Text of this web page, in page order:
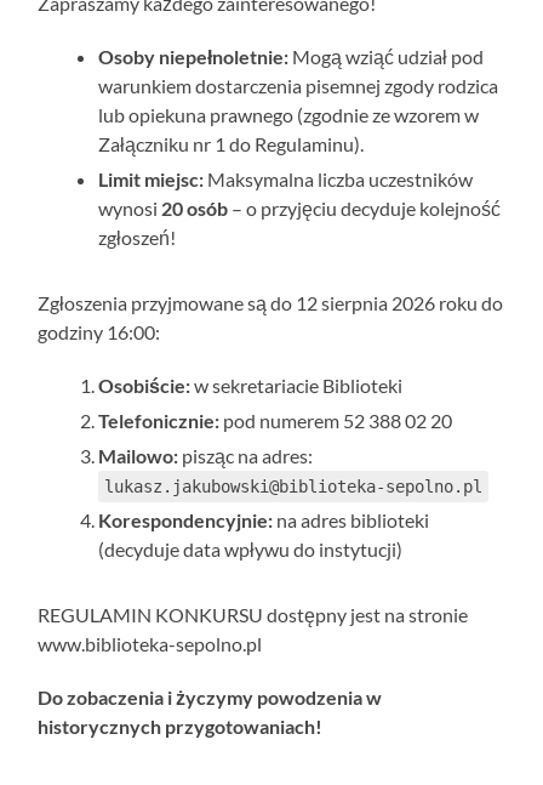
Osoby niepełnoletnie: Mogą wziąć udział pod
warunkiem dostarczenia pisemnej zgody rodzica
lub opiekuna prawnego (zgodnie ze wzorem w
Załączniku nr 1 do Regulaminu).
Limit miejsc: Maksymalna liczba uczestników
wynosi 20 osób – o przyjęciu decyduje kolejność
zgłoszeń!
Zgłoszenia przyjmowane są do 12 sierpnia 2026 roku do
godziny 16:00:
Osobiście:w sekretariacie Biblioteki
Telefonicznie: pod numerem 52 388 02 20
Mailowo: pisząc na adres:
lukasz.jakubowski@biblioteka-sepolno.pl
Korespondencyjnie: na adres biblioteki
(decyduje data wpływu do instytucji)
REGULAMIN KONKURSU dostępny jest na stronie
www.biblioteka-sepolno.pl
Do zobaczenia i życzymy powodzenia w
historycznych przygotowaniach!